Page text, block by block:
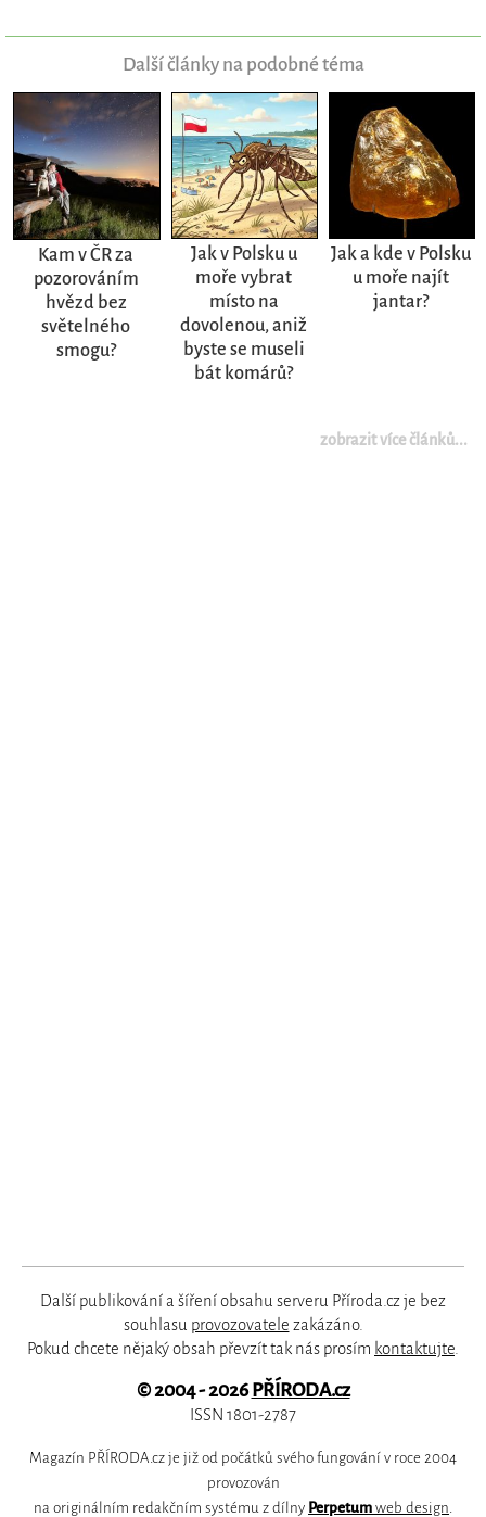
Další články na podobné téma
Kam v ČR za
pozorováním
hvězd bez
světelného
smogu?
Jak v Polsku u
moře vybrat
místo na
dovolenou, aniž
byste se museli
bát komárů?
Jak a kde v Polsku
u moře najít
jantar?
zobrazit více článků...
Další publikování a šíření obsahu serveru Příroda.cz je bez
souhlasu provozovatele zakázáno.
Pokud chcete nějaký obsah převzít tak nás prosím kontaktujte
© 2004 - 2026PŘÍRODA.cz
ISSN 1801-2787
Magazín PŘÍRODA.cz je již od počátků svého fungování v roce 2004
provozován
na originálním redakčním systému z dílny Perpetum web design